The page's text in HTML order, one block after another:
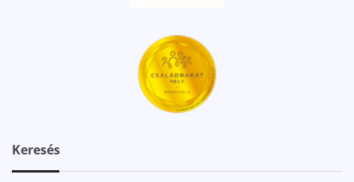
Keresés